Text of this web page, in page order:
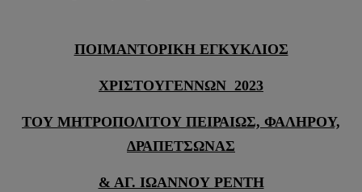
ΠΟΙΜΑΝΤΟΡΙΚΗ ΕΓΚΥΚΛΙΟΣ
ΧΡΙΣΤΟΥΓΕΝΝΩΝ 2023
ΤΟΥ ΜΗΤΡΟΠΟΛΙΤΟΥ ΠΕΙΡΑΙΩΣ, ΦΑΛΗΡΟΥ,
ΔΡΑΠΕΤΣΩΝΑΣ
& ΑΓ. ΙΩΑΝΝΟΥ ΡΕΝΤΗ